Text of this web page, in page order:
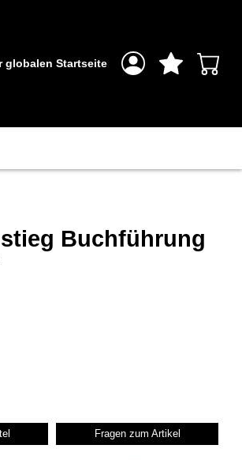
globalen Startseite
Buchführung
Fragen zum Artikel